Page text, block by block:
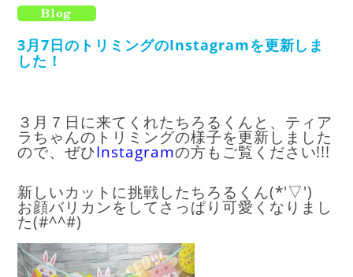
3月7日のトリミングのInstagramを更新しま
した！
３月７日に来てくれたちろるくんと、ティア
ラちゃんのトリミングの様子を更新しました
ので、ぜひInstagramの方もご覧ください!!!
新しいカットに挑戦したちろるくん(*'▽')
お顔バリカンをしてさっぱり可愛くなりまし
た(#^^#)